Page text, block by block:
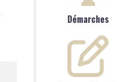
Démarches